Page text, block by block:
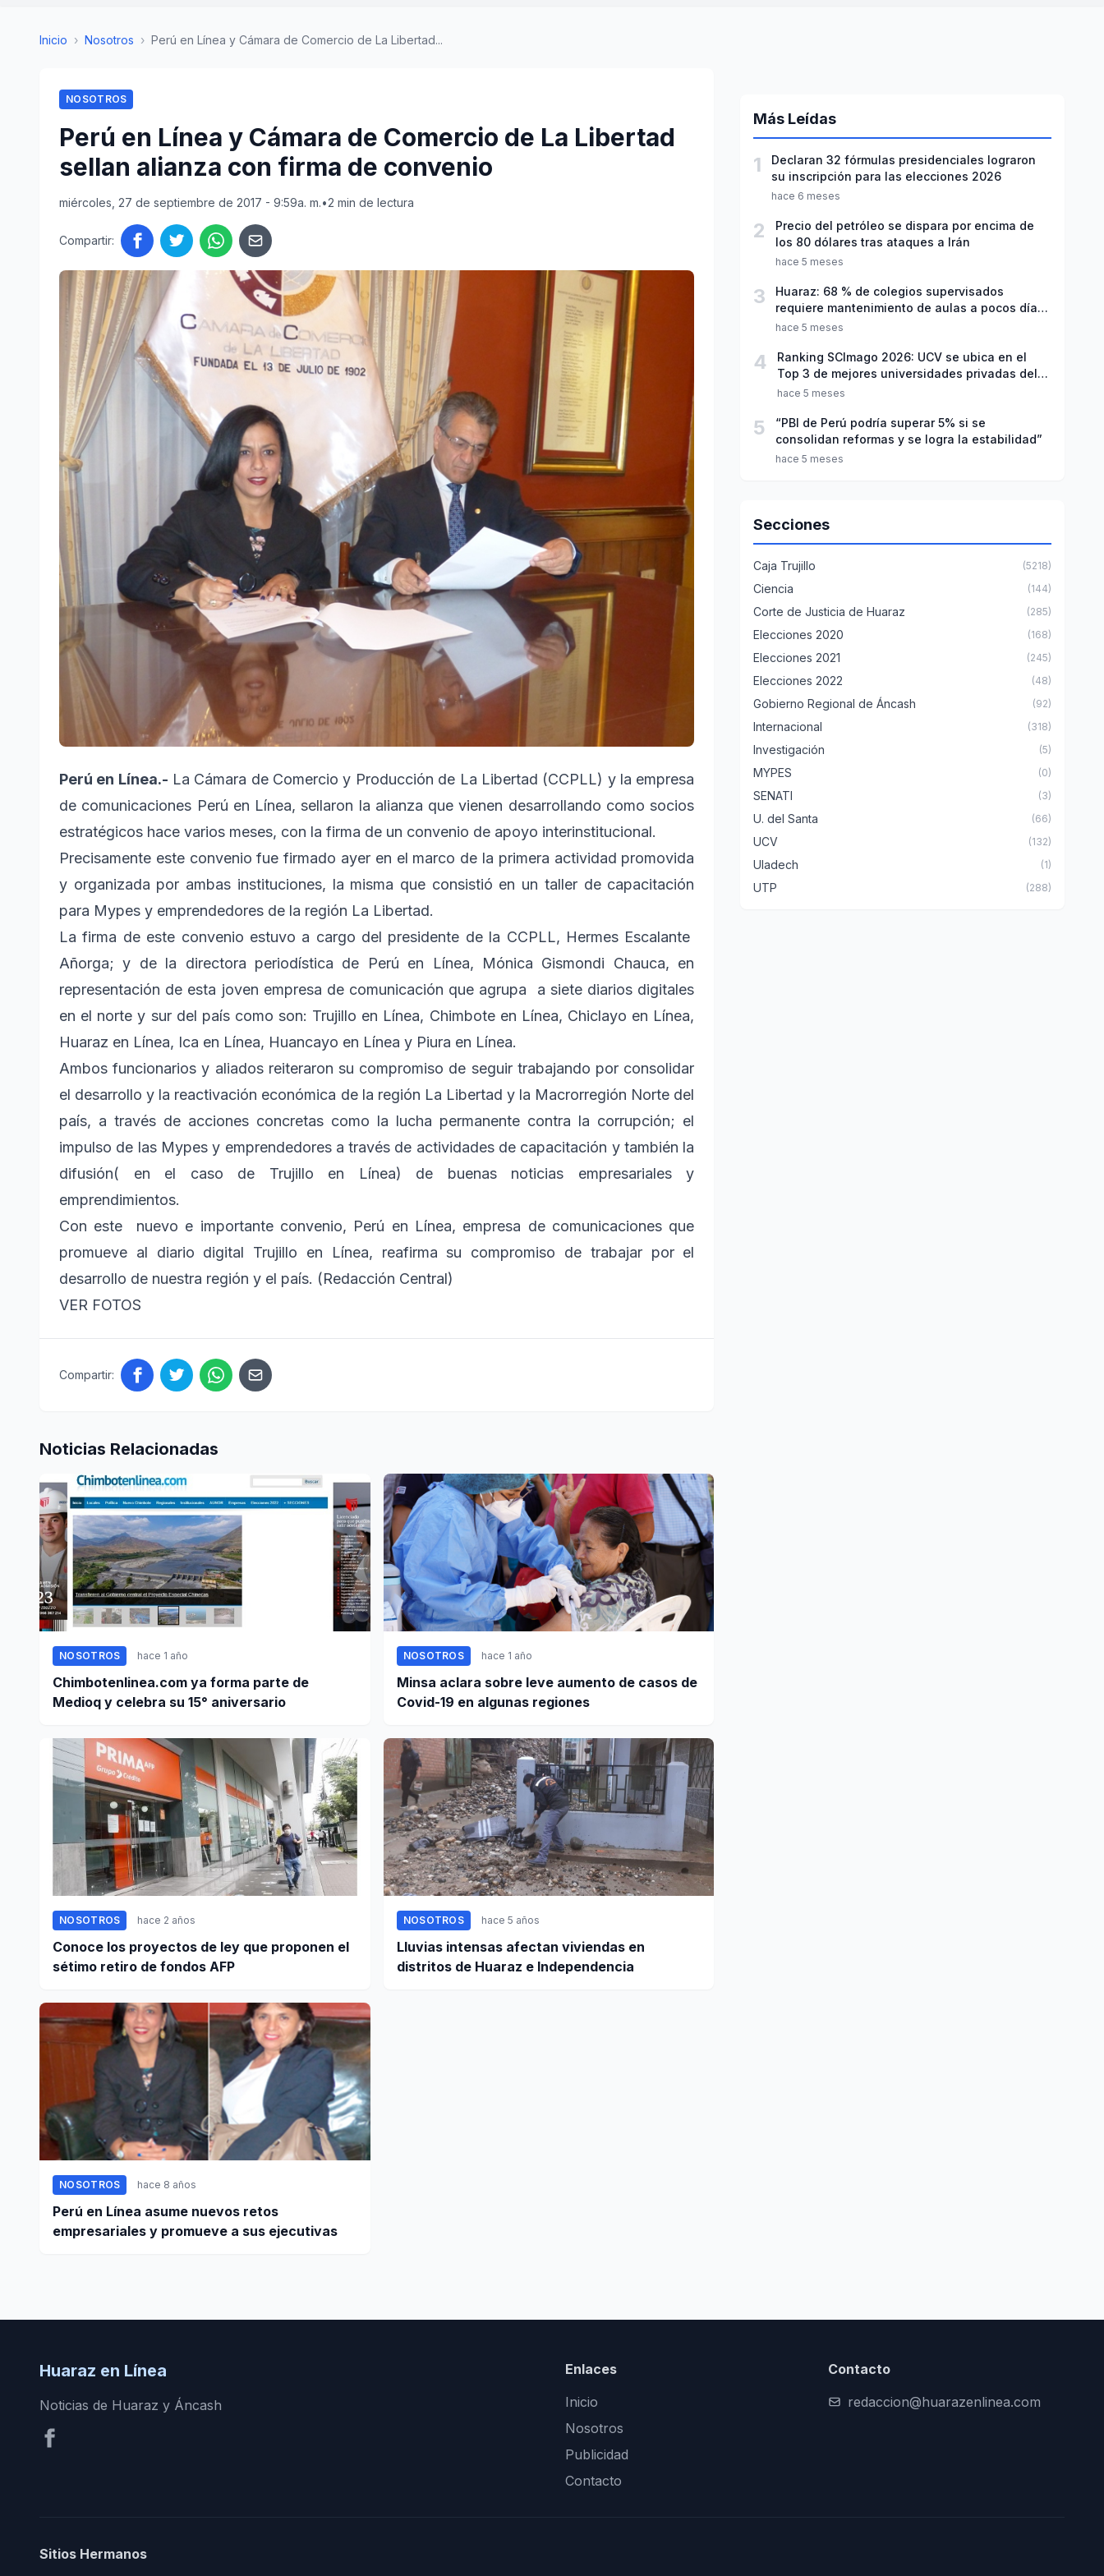
Inicio › Nosotros › Perú en Línea y Cámara de Comercio de La Libertad...
NOSOTROS
Perú en Línea y Cámara de Comercio de La Libertad
sellan alianza con firma de convenio
miércoles, 27 de septiembre de 2017 - 9:59a. m.•2 min de lectura
Compartir:
Perú en Línea.- La Cámara de Comercio y Producción de La Libertad (CCPLL) y la empresa
de comunicaciones Perú en Línea, sellaron la alianza que vienen desarrollando como socios
estratégicos hace varios meses, con la firma de un convenio de apoyo interinstitucional.
Precisamente este convenio fue firmado ayer en el marco de la primera actividad promovida
y organizada por ambas instituciones, la misma que consistió en un taller de capacitación
para Mypes y emprendedores de la región La Libertad.
La firma de este convenio estuvo a cargo del presidente de la CCPLL, Hermes Escalante
Añorga; y de la directora periodística de Perú en Línea, Mónica Gismondi Chauca, en
representación de esta joven empresa de comunicación que agrupa a siete diarios digitales
en el norte y sur del país como son: Trujillo en Línea, Chimbote en Línea, Chiclayo en Línea,
Huaraz en Línea, Ica en Línea, Huancayo en Línea y Piura en Línea.
Ambos funcionarios y aliados reiteraron su compromiso de seguir trabajando por consolidar
el desarrollo y la reactivación económica de la región La Libertad y la Macrorregión Norte del
país, a través de acciones concretas como la lucha permanente contra la corrupción; el
impulso de las Mypes y emprendedores a través de actividades de capacitación y también la
difusión( en el caso de Trujillo en Línea) de buenas noticias empresariales y
emprendimientos.
Con este nuevo e importante convenio, Perú en Línea, empresa de comunicaciones que
promueve al diario digital Trujillo en Línea, reafirma su compromiso de trabajar por el
desarrollo de nuestra región y el país. (Redacción Central)
VER FOTOS
Compartir:
Noticias Relacionadas
NOSOTROS hace 1 año
Chimbotenlinea.com ya forma parte de
Medioq y celebra su 15° aniversario
NOSOTROS hace 1 año
Minsa aclara sobre leve aumento de casos de
Covid-19 en algunas regiones
NOSOTROS hace 2 años
Conoce los proyectos de ley que proponen el
sétimo retiro de fondos AFP
NOSOTROS hace 5 años
Lluvias intensas afectan viviendas en
distritos de Huaraz e Independencia
NOSOTROS hace 8 años
Perú en Línea asume nuevos retos
empresariales y promueve a sus ejecutivas
Más Leídas
1
Declaran 32 fórmulas presidenciales lograron
su inscripción para las elecciones 2026
hace 6 meses
2
Precio del petróleo se dispara por encima de
los 80 dólares tras ataques a Irán
hace 5 meses
3
Huaraz: 68 % de colegios supervisados
requiere mantenimiento de aulas a pocos días
de inicio del año escolar 2026
hace 5 meses
4
Ranking SCImago 2026: UCV se ubica en el
Top 3 de mejores universidades privadas del
Perú
hace 5 meses
5
“PBI de Perú podría superar 5% si se
consolidan reformas y se logra la estabilidad”
hace 5 meses
Secciones
Caja Trujillo (5218)
Ciencia (144)
Corte de Justicia de Huaraz (285)
Elecciones 2020 (168)
Elecciones 2021 (245)
Elecciones 2022 (48)
Gobierno Regional de Áncash (92)
Internacional (318)
Investigación (5)
MYPES (0)
SENATI (3)
U. del Santa (66)
UCV (132)
Uladech (1)
UTP (288)
Huaraz en Línea
Noticias de Huaraz y Áncash
Enlaces
Inicio
Nosotros
Publicidad
Contacto
Contacto
redaccion@huarazenlinea.com
Sitios Hermanos